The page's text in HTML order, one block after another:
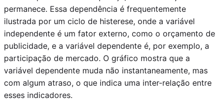
permanece. Essa dependência é frequentemente
ilustrada por um ciclo de histerese, onde a variável
independente é um fator externo, como o orçamento de
publicidade, e a variável dependente é, por exemplo, a
participação de mercado. O gráfico mostra que a
variável dependente muda não instantaneamente, mas
com algum atraso, o que indica uma inter-relação entre
esses indicadores.